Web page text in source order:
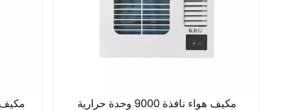
مكيف هواء نافذة 9000 وحدة حرارية